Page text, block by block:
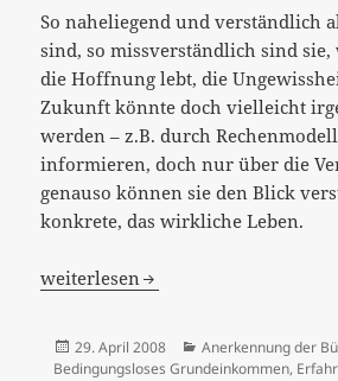
So naheliegend und verständlich
sind, so missverständlich sind
die Hoffnung lebt, die
Zukunft könnte doch vielleicht
werden – z.B. durch
informieren, doch nur über die
genauso können sie den Blick
konkrete, das wirkliche Leben.
[:de]Die Ungewißheit der Zukunft
weiterlesen
Veröffentlicht
am
29. April 2008 Kategorien
Anerkennung der
Bedingungsloses Grundeinkommen,